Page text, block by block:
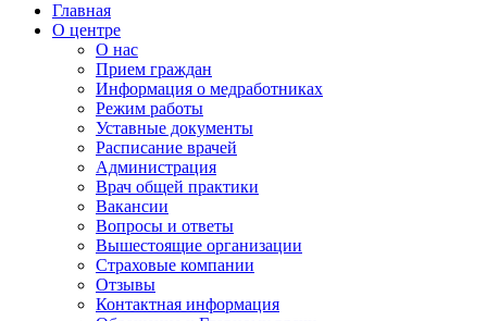
Главная
О центре
О нас
Прием граждан
Информация о медработниках
Режим работы
Уставные документы
Расписание врачей
Администрация
Врач общей практики
Вакансии
Вопросы и ответы
Вышестоящие организации
Страховые компании
Отзывы
Контактная информация